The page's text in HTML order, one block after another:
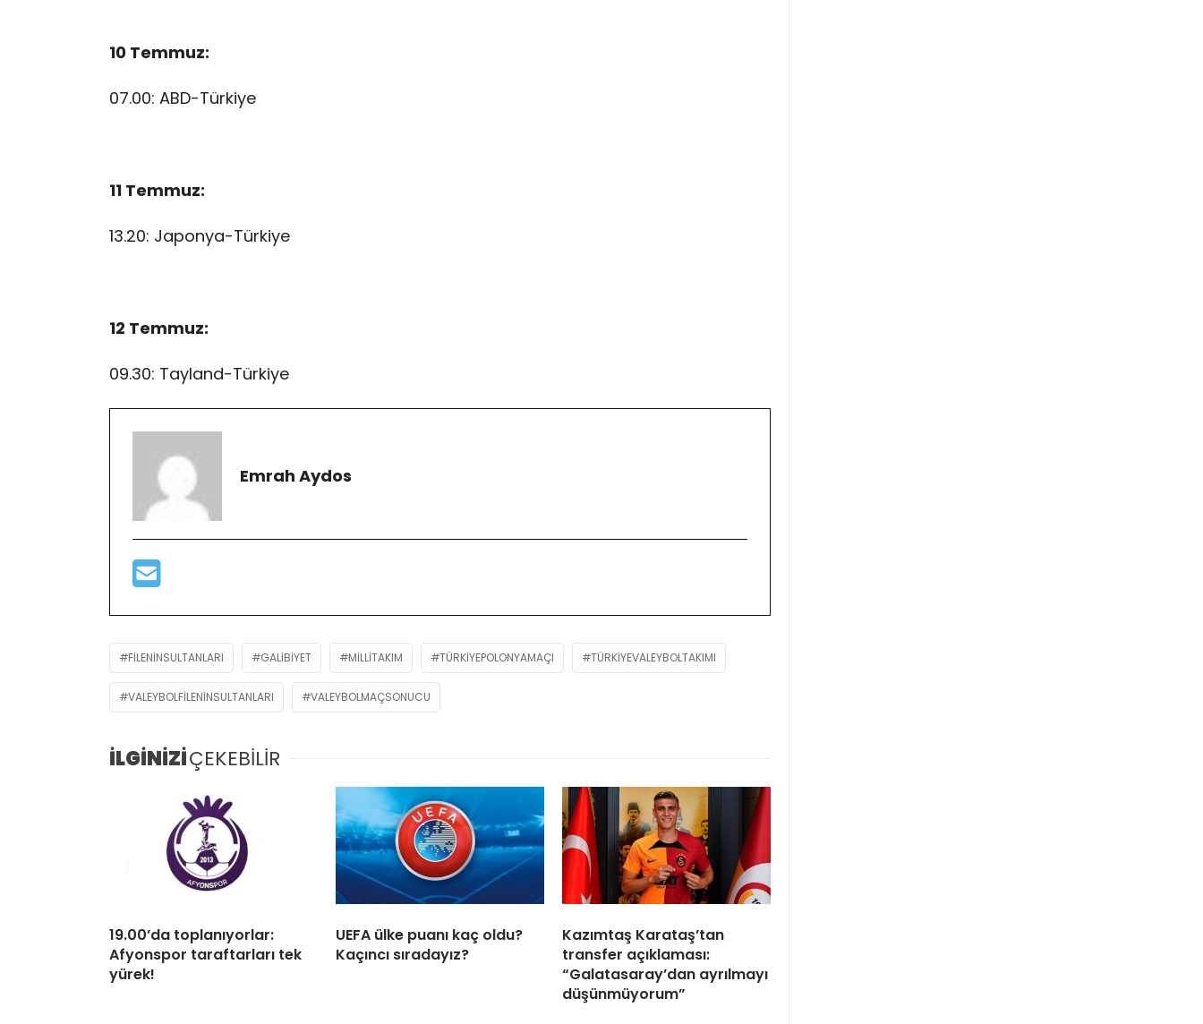
10 Temmuz:
07.00: ABD-Türkiye
11 Temmuz:
13.20: Japonya-Türkiye
12 Temmuz:
09.30: Tayland-Türkiye
Emrah Aydos
FILENINSULTANLARI GALIBIYET MILLITAKIM TÜRKIYEPOLONYAMAÇI TÜRKIYEVALEYBOLTAKIMI
VALEYBOLFILENINSULTANLARI VALEYBOLMAÇSONUCU
İLGİNİZİÇEKEBİLİR
19.00’da toplanıyorlar:
Afyonspor taraftarları tek
yürek!
UEFA ülke puanı kaç oldu?
Kaçıncı sıradayız?
Kazımtaş Karataş’tan
transfer açıklaması:
“Galatasaray’dan ayrılmayı
düşünmüyorum”